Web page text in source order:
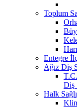
Toplum
Entegre
Ağız Diş
Diş
Halk